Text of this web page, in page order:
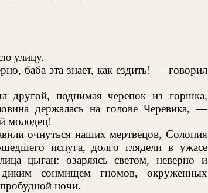
улицу.
баба эта знает, как ездить! — говорил
поднимая черепок из горшка,
держалась на голове Черевика, —
молодец!
очнуться наших мертвецов, Солопия
испуга, долго глядели в ужасе
цыган: озаряясь светом, неверно и
сонмищем гномов, окруженных
ночи.